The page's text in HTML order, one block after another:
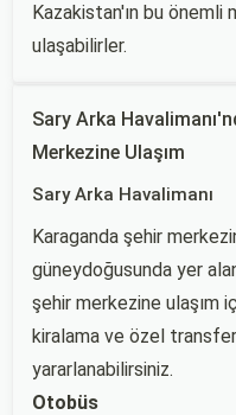
Kazakistan'ın bu
ulaşabilirler.
Sary Arka
Merkezine Ulaşım
Sary Arka Havalimanı
Karaganda şehir
güneydoğusunda yer
şehir merkezine ulaşım
kiralama ve özel
yararlanabilirsiniz.
Otobüs